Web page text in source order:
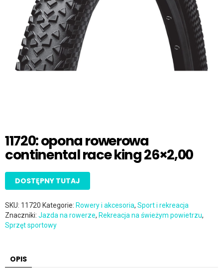
11720: opona rowerowa
continental race king 26×2,00
DOSTĘPNY TUTAJ
SKU: 11720 Kategorie: Rowery i akcesoria, Sport i rekreacja
Znaczniki: Jazda na rowerze, Rekreacja na świeżym powietrzu,
Sprzęt sportowy
OPIS